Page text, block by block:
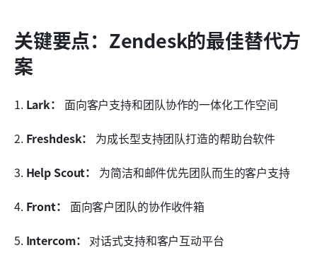
关键要点：Zendesk的最佳替代方
案
1. Lark：
面向客户支持和团队协作的一体化工作空间
2. Freshdesk：
为成长型支持团队打造的帮助台软件
3. Help Scout：
为简洁和邮件优先团队而生的客户支持
4. Front：
面向客户团队的协作收件箱
5. Intercom： 对话式支持和客户互动平台